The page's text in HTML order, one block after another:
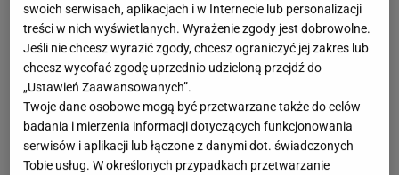
swoich serwisach, aplikacjach i w Internecie lub personalizacji
treści w nich wyświetlanych. Wyrażenie zgody jest dobrowolne.
Jeśli nie chcesz wyrazić zgody, chcesz ograniczyć jej zakres lub
chcesz wycofać zgodę uprzednio udzieloną przejdź do
„Ustawień Zaawansowanych”.
Twoje dane osobowe mogą być przetwarzane także do celów
badania i mierzenia informacji dotyczących funkcjonowania
serwisów i aplikacji lub łączone z danymi dot. świadczonych
Tobie usług. W określonych przypadkach przetwarzanie